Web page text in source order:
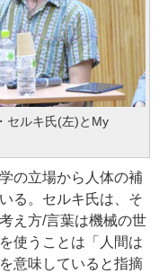
セルキ氏(左)とMy
の立場から人体の補
る。セルキ氏は、そ
え方/言葉は機械の世
使うことは「人間は
意味していると指摘